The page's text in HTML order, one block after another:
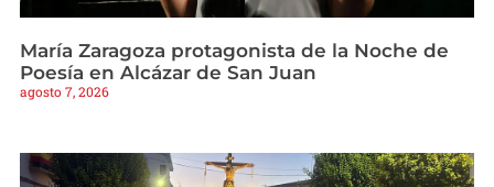
María Zaragoza protagonista de la Noche de
Poesía en Alcázar de San Juan
agosto 7, 2026